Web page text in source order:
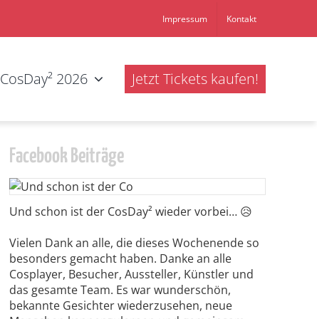
Impressum Kontakt
CosDay² 2026 Jetzt Tickets kaufen!
Facebook Beiträge
Und schon ist der CosDay² wieder vorbei… 😥
Vielen Dank an alle, die dieses Wochenende so
besonders gemacht haben. Danke an alle
Cosplayer, Besucher, Aussteller, Künstler und
das gesamte Team. Es war wunderschön,
bekannte Gesichter wiederzusehen, neue